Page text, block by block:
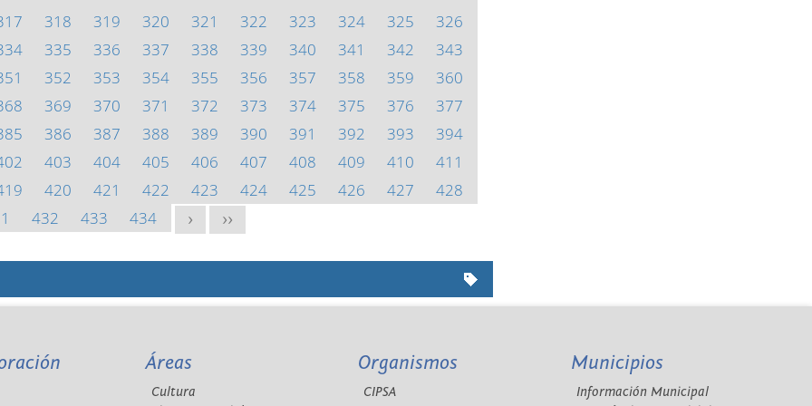
318 319 320 321 322 323 324 325
326
335 336 337 338 339 340 341 342
343
352 353 354 355 356 357 358 359
360
369 370 371 372 373 374 375 376
377
386 387 388 389 390 391 392 393
394
403 404 405 406 407 408 409 410
411
420 421 422 423 424 425 426 427
428
432 433 434 > >>
Áreas
Cultura
Organismos
CIPSA
Municipios
Información Municipal